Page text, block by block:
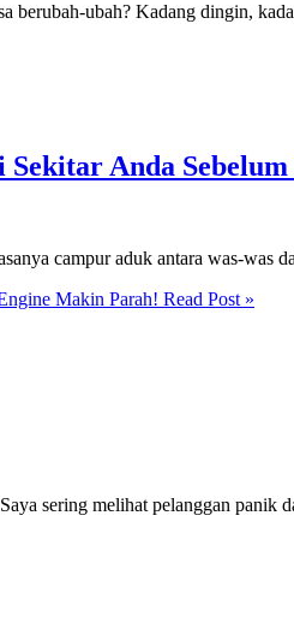
berubah-ubah? Kadang dingin,
Anda
campur aduk antara was-was
Makin Parah! Read Post »
sering melihat pelanggan panik